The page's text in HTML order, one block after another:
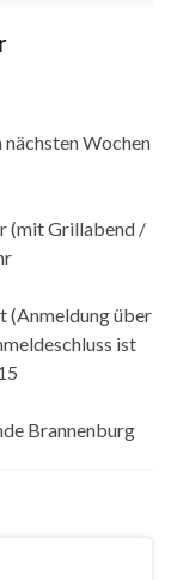
Wochen
Grillabend /
über
ist
Brannenburg